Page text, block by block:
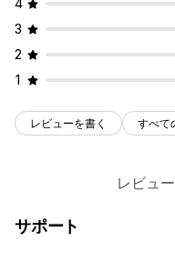
4
3
2
1
レビューを書く すべて
レビュ
サポート